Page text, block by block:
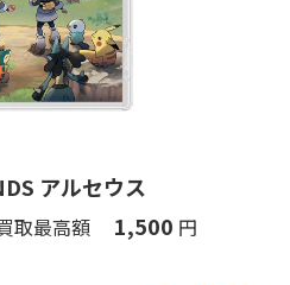
アルセウス
取最高額 1,500 円